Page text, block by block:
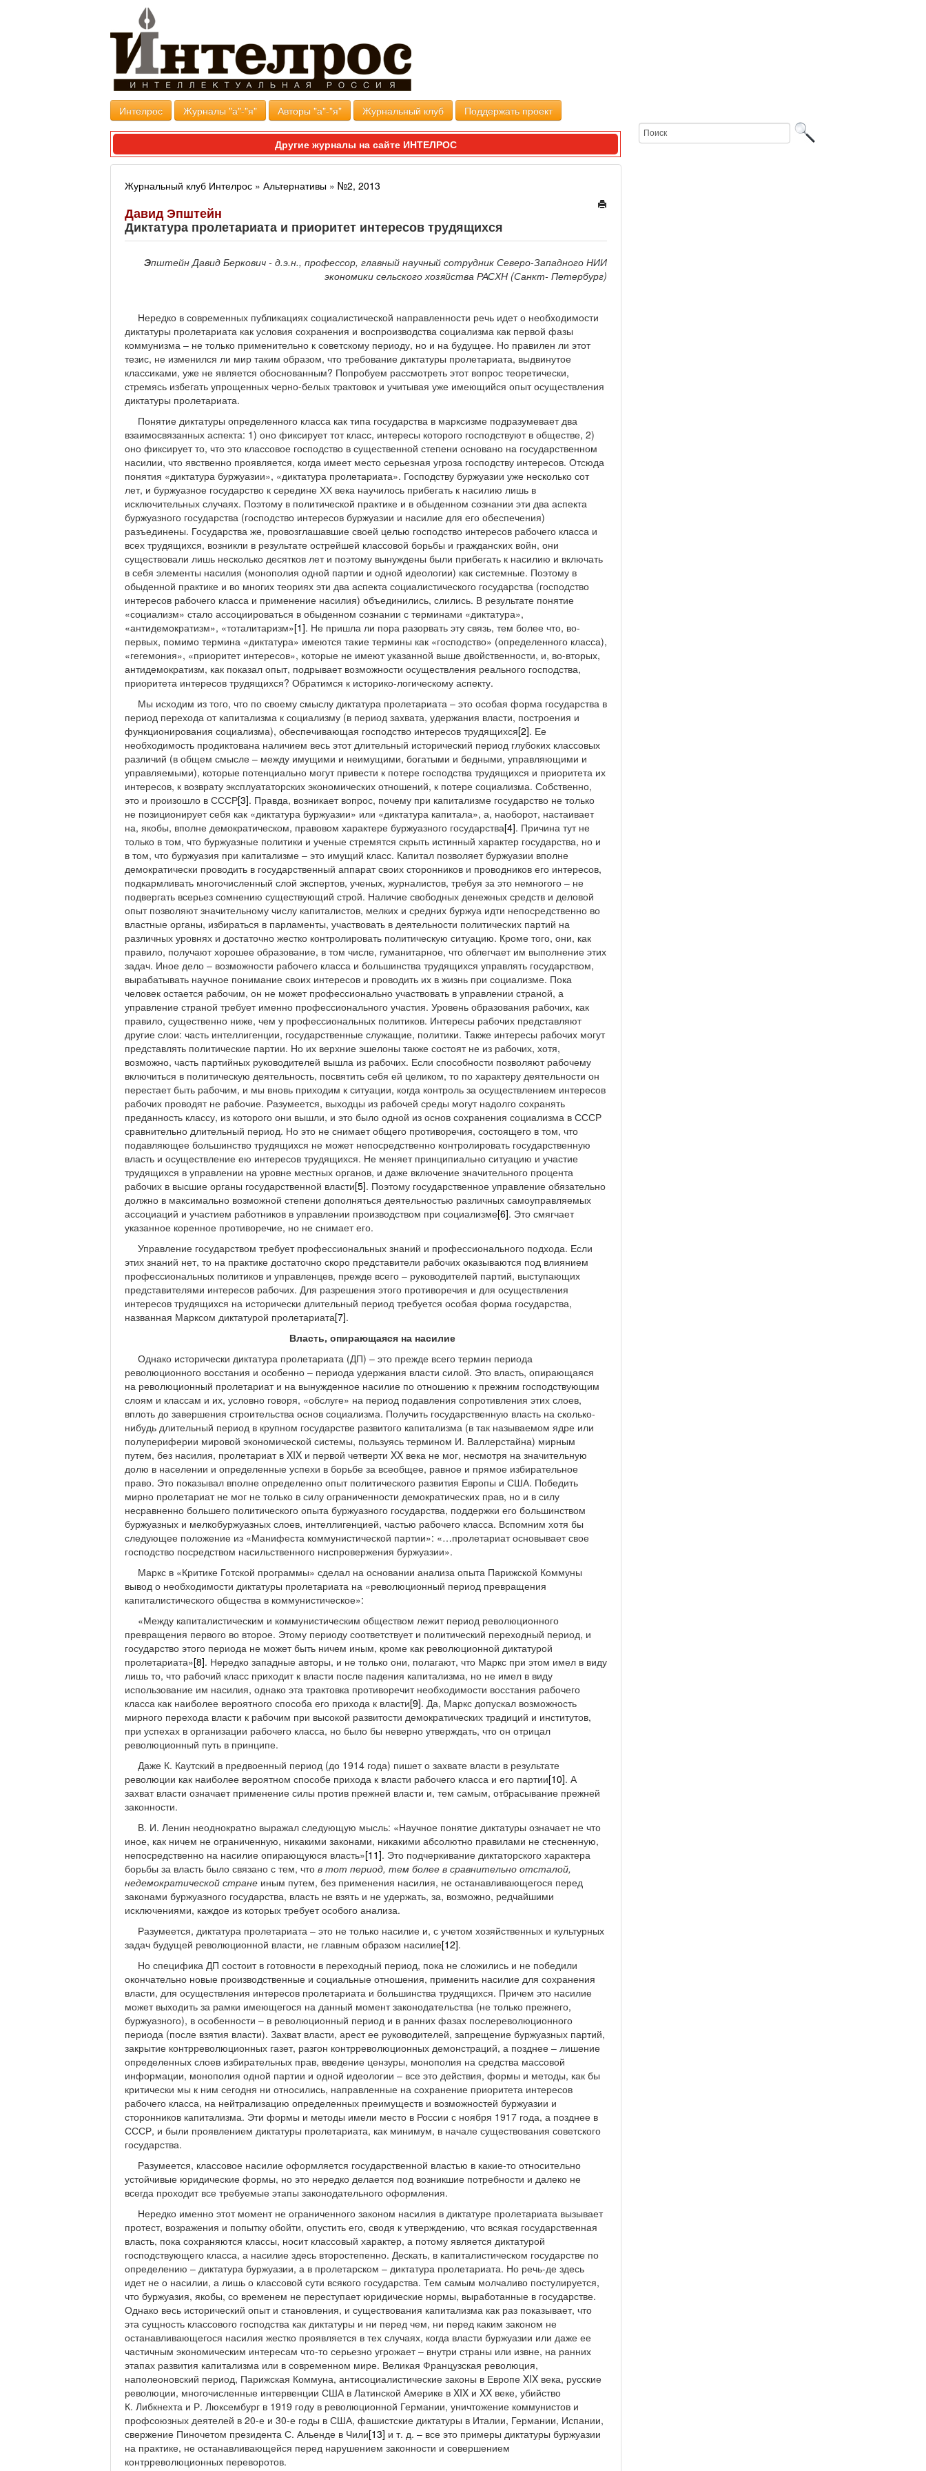
Интелрос Журналы "а"-"я" Авторы "а"-"я" Журнальный клуб Поддержать проект
Другие журналы на сайте ИНТЕЛРОС
Журнальный клуб Интелрос » Альтернативы » №2, 2013
Давид Эпштейн
Диктатура пролетариата и приоритет интересов трудящихся
Эпштейн Давид Беркович - д.э.н., профессор, главный научный сотрудник Северо-Западного НИИ
экономики сельского хозяйства РАСХН (Санкт- Петербург)
Нередко в современных публикациях социалистической направленности речь идет о необходимости
диктатуры пролетариата как условия сохранения и воспроизводства социализма как первой фазы
коммунизма – не только применительно к советскому периоду, но и на будущее. Но правилен ли этот
тезис, не изменился ли мир таким образом, что требование диктатуры пролетариата, выдвинутое
классиками, уже не является обоснованным? Попробуем рассмотреть этот вопрос теоретически,
стремясь избегать упрощенных черно-белых трактовок и учитывая уже имеющийся опыт осуществления
диктатуры пролетариата.
Понятие диктатуры определенного класса как типа государства в марксизме подразумевает два
взаимосвязанных аспекта: 1) оно фиксирует тот класс, интересы которого господствуют в обществе, 2)
оно фиксирует то, что это классовое господство в существенной степени основано на государственном
насилии, что явственно проявляется, когда имеет место серьезная угроза господству интересов. Отсюда
понятия «диктатура буржуазии», «диктатура пролетариата». Господству буржуазии уже несколько сот
лет, и буржуазное государство к середине ХХ века научилось прибегать к насилию лишь в
исключительных случаях. Поэтому в политической практике и в обыденном сознании эти два аспекта
буржуазного государства (господство интересов буржуазии и насилие для его обеспечения)
разъединены. Государства же, провозглашавшие своей целью господство интересов рабочего класса и
всех трудящихся, возникли в результате острейшей классовой борьбы и гражданских войн, они
существовали лишь несколько десятков лет и поэтому вынуждены были прибегать к насилию и включать
в себя элементы насилия (монополия одной партии и одной идеологии) как системные. Поэтому в
обыденной практике и во многих теориях эти два аспекта социалистического государства (господство
интересов рабочего класса и применение насилия) объединились, слились. В результате понятие
«социализм» стало ассоциироваться в обыденном сознании с терминами «диктатура»,
«антидемократизм», «тоталитаризм»[1]. Не пришла ли пора разорвать эту связь, тем более что, во-
первых, помимо термина «диктатура» имеются такие термины как «господство» (определенного класса),
«гегемония», «приоритет интересов», которые не имеют указанной выше двойственности, и, во-вторых,
антидемократизм, как показал опыт, подрывает возможности осуществления реального господства,
приоритета интересов трудящихся? Обратимся к историко-логическому аспекту.
Мы исходим из того, что по своему смыслу диктатура пролетариата – это особая форма государства в
период перехода от капитализма к социализму (в период захвата, удержания власти, построения и
функционирования социализма), обеспечивающая господство интересов трудящихся[2]. Ее
необходимость продиктована наличием весь этот длительный исторический период глубоких классовых
различий (в общем смысле – между имущими и неимущими, богатыми и бедными, управляющими и
управляемыми), которые потенциально могут привести к потере господства трудящихся и приоритета их
интересов, к возврату эксплуататорских экономических отношений, к потере социализма. Собственно,
это и произошло в СССР[3]. Правда, возникает вопрос, почему при капитализме государство не только
не позиционирует себя как «диктатура буржуазии» или «диктатура капитала», а, наоборот, настаивает
на, якобы, вполне демократическом, правовом характере буржуазного государства[4]. Причина тут не
только в том, что буржуазные политики и ученые стремятся скрыть истинный характер государства, но и
в том, что буржуазия при капитализме – это имущий класс. Капитал позволяет буржуазии вполне
демократически проводить в государственный аппарат своих сторонников и проводников его интересов,
подкармливать многочисленный слой экспертов, ученых, журналистов, требуя за это немногого – не
подвергать всерьез сомнению существующий строй. Наличие свободных денежных средств и деловой
опыт позволяют значительному числу капиталистов, мелких и средних буржуа идти непосредственно во
властные органы, избираться в парламенты, участвовать в деятельности политических партий на
различных уровнях и достаточно жестко контролировать политическую ситуацию. Кроме того, они, как
правило, получают хорошее образование, в том числе, гуманитарное, что облегчает им выполнение этих
задач. Иное дело – возможности рабочего класса и большинства трудящихся управлять государством,
вырабатывать научное понимание своих интересов и проводить их в жизнь при социализме. Пока
человек остается рабочим, он не может профессионально участвовать в управлении страной, а
управление страной требует именно профессионального участия. Уровень образования рабочих, как
правило, существенно ниже, чем у профессиональных политиков. Интересы рабочих представляют
другие слои: часть интеллигенции, государственные служащие, политики. Также интересы рабочих могут
представлять политические партии. Но их верхние эшелоны также состоят не из рабочих, хотя,
возможно, часть партийных руководителей вышла из рабочих. Если способности позволяют рабочему
включиться в политическую деятельность, посвятить себя ей целиком, то по характеру деятельности он
перестает быть рабочим, и мы вновь приходим к ситуации, когда контроль за осуществлением интересов
рабочих проводят не рабочие. Разумеется, выходцы из рабочей среды могут надолго сохранять
преданность классу, из которого они вышли, и это было одной из основ сохранения социализма в СССР
сравнительно длительный период. Но это не снимает общего противоречия, состоящего в том, что
подавляющее большинство трудящихся не может непосредственно контролировать государственную
власть и осуществление ею интересов трудящихся. Не меняет принципиально ситуацию и участие
трудящихся в управлении на уровне местных органов, и даже включение значительного процента
рабочих в высшие органы государственной власти[5]. Поэтому государственное управление обязательно
должно в максимально возможной степени дополняться деятельностью различных самоуправляемых
ассоциаций и участием работников в управлении производством при социализме[6]. Это смягчает
указанное коренное противоречие, но не снимает его.
Управление государством требует профессиональных знаний и профессионального подхода. Если
этих знаний нет, то на практике достаточно скоро представители рабочих оказываются под влиянием
профессиональных политиков и управленцев, прежде всего – руководителей партий, выступающих
представителями интересов рабочих. Для разрешения этого противоречия и для осуществления
интересов трудящихся на исторически длительный период требуется особая форма государства,
названная Марксом диктатурой пролетариата[7].
Власть, опирающаяся на насилие
Однако исторически диктатура пролетариата (ДП) – это прежде всего термин периода
революционного восстания и особенно – периода удержания власти силой. Это власть, опирающаяся
на революционный пролетариат и на вынужденное насилие по отношению к прежним господствующим
слоям и классам и их, условно говоря, «обслуге» на период подавления сопротивления этих слоев,
вплоть до завершения строительства основ социализма. Получить государственную власть на сколько-
нибудь длительный период в крупном государстве развитого капитализма (в так называемом ядре или
полупериферии мировой экономической системы, пользуясь термином И. Валлерстайна) мирным
путем, без насилия, пролетариат в XIX и первой четверти XX века не мог, несмотря на значительную
долю в населении и определенные успехи в борьбе за всеобщее, равное и прямое избирательное
право. Это показывал вполне определенно опыт политического развития Европы и США. Победить
мирно пролетариат не мог не только в силу ограниченности демократических прав, но и в силу
несравненно большего политического опыта буржуазного государства, поддержки его большинством
буржуазных и мелкобуржуазных слоев, интеллигенцией, частью рабочего класса. Вспомним хотя бы
следующее положение из «Манифеста коммунистической партии»: «…пролетариат основывает свое
господство посредством насильственного ниспровержения буржуазии».
Маркс в «Критике Готской программы» сделал на основании анализа опыта Парижской Коммуны
вывод о необходимости диктатуры пролетариата на «революционный период превращения
капиталистического общества в коммунистическое»:
«Между капиталистическим и коммунистическим обществом лежит период революционного
превращения первого во второе. Этому периоду соответствует и политический переходный период, и
государство этого периода не может быть ничем иным, кроме как революционной диктатурой
пролетариата»[8]. Нередко западные авторы, и не только они, полагают, что Маркс при этом имел в виду
лишь то, что рабочий класс приходит к власти после падения капитализма, но не имел в виду
использование им насилия, однако эта трактовка противоречит необходимости восстания рабочего
класса как наиболее вероятного способа его прихода к власти[9]. Да, Маркс допускал возможность
мирного перехода власти к рабочим при высокой развитости демократических традиций и институтов,
при успехах в организации рабочего класса, но было бы неверно утверждать, что он отрицал
революционный путь в принципе.
Даже К. Каутский в предвоенный период (до 1914 года) пишет о захвате власти в результате
революции как наиболее вероятном способе прихода к власти рабочего класса и его партии[10]. А
захват власти означает применение силы против прежней власти и, тем самым, отбрасывание прежней
законности.
В. И. Ленин неоднократно выражал следующую мысль: «Научное понятие диктатуры означает не что
иное, как ничем не ограниченную, никакими законами, никакими абсолютно правилами не стесненную,
непосредственно на насилие опирающуюся власть»[11]. Это подчеркивание диктаторского характера
борьбы за власть было связано с тем, что в тот период, тем более в сравнительно отсталой,
недемократической стране иным путем, без применения насилия, не останавливающегося перед
законами буржуазного государства, власть не взять и не удержать, за, возможно, редчайшими
исключениями, каждое из которых требует особого анализа.
Разумеется, диктатура пролетариата – это не только насилие и, с учетом хозяйственных и культурных
задач будущей революционной власти, не главным образом насилие[12].
Но специфика ДП состоит в готовности в переходный период, пока не сложились и не победили
окончательно новые производственные и социальные отношения, применить насилие для сохранения
власти, для осуществления интересов пролетариата и большинства трудящихся. Причем это насилие
может выходить за рамки имеющегося на данный момент законодательства (не только прежнего,
буржуазного), в особенности – в революционный период и в ранних фазах послереволюционного
периода (после взятия власти). Захват власти, арест ее руководителей, запрещение буржуазных партий,
закрытие контрреволюционных газет, разгон контрреволюционных демонстраций, а позднее – лишение
определенных слоев избирательных прав, введение цензуры, монополия на средства массовой
информации, монополия одной партии и одной идеологии – все это действия, формы и методы, как бы
критически мы к ним сегодня ни относились, направленные на сохранение приоритета интересов
рабочего класса, на нейтрализацию определенных преимуществ и возможностей буржуазии и
сторонников капитализма. Эти формы и методы имели место в России с ноября 1917 года, а позднее в
СССР, и были проявлением диктатуры пролетариата, как минимум, в начале существования советского
государства.
Разумеется, классовое насилие оформляется государственной властью в какие-то относительно
устойчивые юридические формы, но это нередко делается под возникшие потребности и далеко не
всегда проходит все требуемые этапы законодательного оформления.
Нередко именно этот момент не ограниченного законом насилия в диктатуре пролетариата вызывает
протест, возражения и попытку обойти, опустить его, сводя к утверждению, что всякая государственная
власть, пока сохраняются классы, носит классовый характер, а потому является диктатурой
господствующего класса, а насилие здесь второстепенно. Дескать, в капиталистическом государстве по
определению – диктатура буржуазии, а в пролетарском – диктатура пролетариата. Но речь-де здесь
идет не о насилии, а лишь о классовой сути всякого государства. Тем самым молчаливо постулируется,
что буржуазия, якобы, со временем не переступает юридические нормы, выработанные в государстве.
Однако весь исторический опыт и становления, и существования капитализма как раз показывает, что
эта сущность классового господства как диктатуры и ни перед чем, ни перед каким законом не
останавливающегося насилия жестко проявляется в тех случаях, когда власти буржуазии или даже ее
частичным экономическим интересам что-то серьезно угрожает – внутри страны или извне, на ранних
этапах развития капитализма или в современном мире. Великая Французская революция,
наполеоновский период, Парижская Коммуна, антисоциалистические законы в Европе XIX века, русские
революции, многочисленные интервенции США в Латинской Америке в XIX и XX веке, убийство
К. Либкнехта и Р. Люксембург в 1919 году в революционной Германии, уничтожение коммунистов и
профсоюзных деятелей в 20-е и 30-е годы в США, фашистские диктатуры в Италии, Германии, Испании,
свержение Пиночетом президента С. Альенде в Чили[13] и т. д. – все это примеры диктатуры буржуазии
на практике, не останавливающейся перед нарушением законности и совершением
контрреволюционных переворотов.